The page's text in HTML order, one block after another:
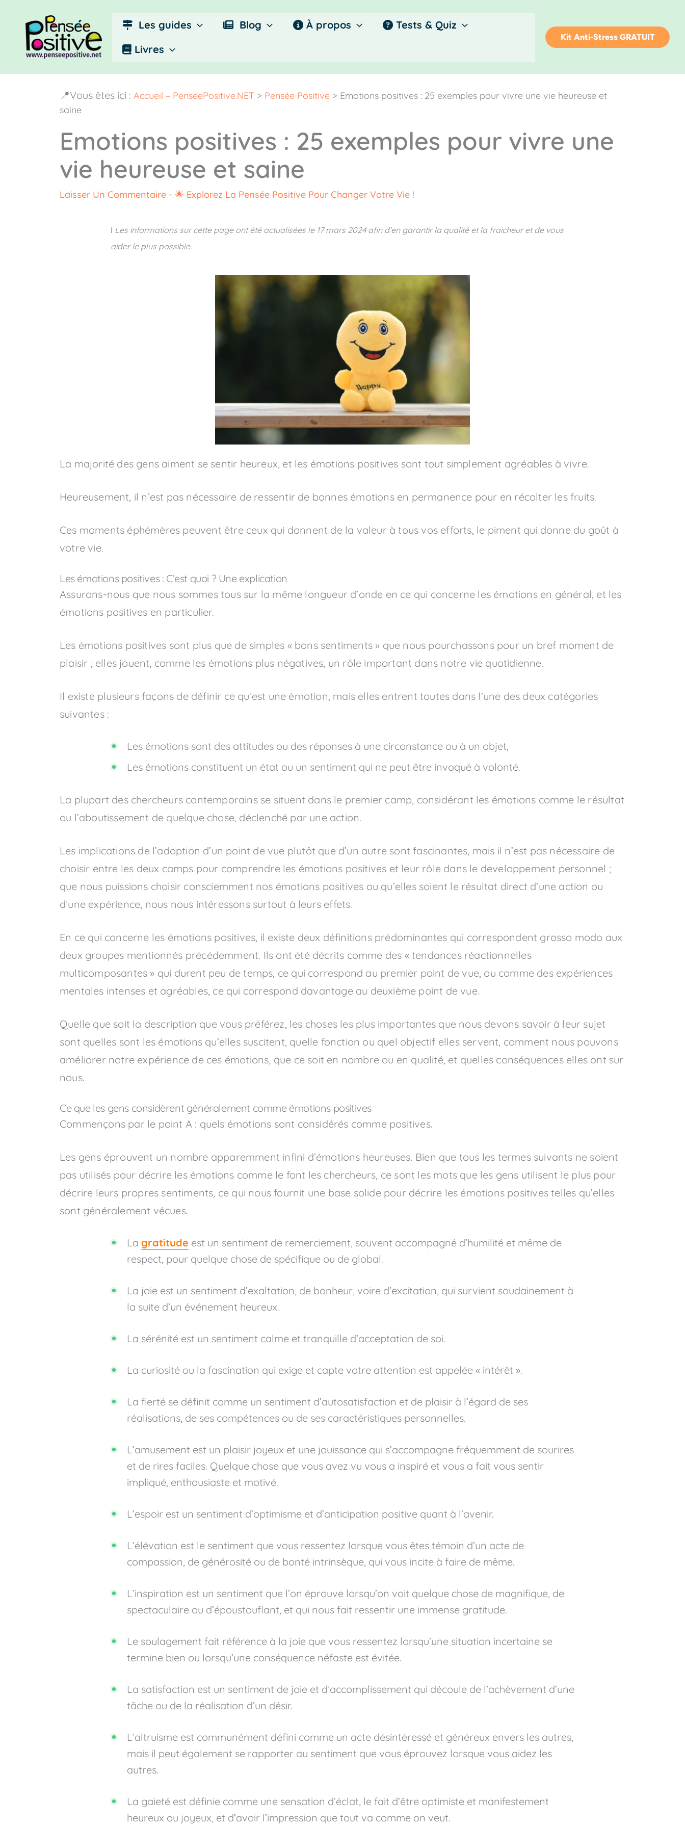
contenu
Les guides Blog À propos
Tests & Quiz
Livres
Kit Anti-Stress GRATUIT
📍Vous êtes ici : Accueil – PenseePositive.NET > Pensée Positive > Emotions positives : 25 exemples pour vivre une vie heureuse et
saine
Emotions positives : 25 exemples pour vivre une
vie heureuse et saine
Laisser Un Commentaire - 🌟 Explorez La Pensée Positive Pour Changer Votre Vie !
ℹ️ Les informations sur cette page ont été actualisées le 17 mars 2024afin d’en garantir la qualité et la fraicheur et de vous
aider le plus possible.
La majorité des gens aiment se sentir heureux, et les émotions positives sont tout simplement agréables à vivre.
Heureusement, il n’est pas nécessaire de ressentir de bonnes émotions en permanence pour en récolter les fruits.
Ces moments éphémères peuvent être ceux qui donnent de la valeur à tous vos efforts, le piment qui donne du goût à
votre vie.
Les émotions positives : C’est quoi ? Une explication
Assurons-nous que nous sommes tous sur la même longueur d’onde en ce qui concerne les émotions en général, et les
émotions positives en particulier.
Les émotions positives sont plus que de simples « bons sentiments » que nous pourchassons pour un bref moment de
plaisir ; elles jouent, comme les émotions plus négatives, un rôle important dans notre vie quotidienne.
Il existe plusieurs façons de définir ce qu’est une émotion, mais elles entrent toutes dans l’une des deux catégories
suivantes :
Les émotions sont des attitudes ou des réponses à une circonstance ou à un objet,
Les émotions constituent un état ou un sentiment qui ne peut être invoqué à volonté.
La plupart des chercheurs contemporains se situent dans le premier camp, considérant les émotions comme le résultat
ou l’aboutissement de quelque chose, déclenché par une action.
Les implications de l’adoption d’un point de vue plutôt que d’un autre sont fascinantes, mais il n’est pas nécessaire de
choisir entre les deux camps pour comprendre les émotions positives et leur rôle dans le developpement personnel ;
que nous puissions choisir consciemment nos émotions positives ou qu’elles soient le résultat direct d’une action ou
d’une expérience, nous nous intéressons surtout à leurs effets.
En ce qui concerne les émotions positives, il existe deux définitions prédominantes qui correspondent grosso modo aux
deux groupes mentionnés précédemment. Ils ont été décrits comme des « tendances réactionnelles
multicomposantes » qui durent peu de temps, ce qui correspond au premier point de vue, ou comme des expériences
mentales intenses et agréables, ce qui correspond davantage au deuxième point de vue.
Quelle que soit la description que vous préférez, les choses les plus importantes que nous devons savoir à leur sujet
sont quelles sont les émotions qu’elles suscitent, quelle fonction ou quel objectif elles servent, comment nous pouvons
améliorer notre expérience de ces émotions, que ce soit en nombre ou en qualité, et quelles conséquences elles ont sur
nous.
Ce que les gens considèrent généralement comme émotions positives
Commençons par le point A : quels émotions sont considérés comme positives.
Les gens éprouvent un nombre apparemment infini d’émotions heureuses. Bien que tous les termes suivants ne soient
pas utilisés pour décrire les émotions comme le font les chercheurs, ce sont les mots que les gens utilisent le plus pour
décrire leurs propres sentiments, ce qui nous fournit une base solide pour décrire les émotions positives telles qu’elles
sont généralement vécues.
La gratitude est un sentiment de remerciement, souvent accompagné d’humilité et même de
respect, pour quelque chose de spécifique ou de global.
La joie est un sentiment d’exaltation, de bonheur, voire d’excitation, qui survient soudainement à
la suite d’un événement heureux.
La sérénité est un sentiment calme et tranquille d’acceptation de soi.
La curiosité ou la fascination qui exige et capte votre attention est appelée « intérêt ».
La fierté se définit comme un sentiment d’autosatisfaction et de plaisir à l’égard de ses
réalisations, de ses compétences ou de ses caractéristiques personnelles.
L’amusement est un plaisir joyeux et une jouissance qui s’accompagne fréquemment de sourires
et de rires faciles. Quelque chose que vous avez vu vous a inspiré et vous a fait vous sentir
impliqué, enthousiaste et motivé.
L’espoir est un sentiment d’optimisme et d’anticipation positive quant à l’avenir.
L’élévation est le sentiment que vous ressentez lorsque vous êtes témoin d’un acte de
compassion, de générosité ou de bonté intrinsèque, qui vous incite à faire de même.
L’inspiration est un sentiment que l’on éprouve lorsqu’on voit quelque chose de magnifique, de
spectaculaire ou d’époustouflant, et qui nous fait ressentir une immense gratitude.
Le soulagement fait référence à la joie que vous ressentez lorsqu’une situation incertaine se
termine bien ou lorsqu’une conséquence néfaste est évitée.
La satisfaction est un sentiment de joie et d’accomplissement qui découle de l’achèvement d’une
tâche ou de la réalisation d’un désir.
L’altruisme est communément défini comme un acte désintéressé et généreux envers les autres,
mais il peut également se rapporter au sentiment que vous éprouvez lorsque vous aidez les
autres.
La gaieté est définie comme une sensation d’éclat, le fait d’être optimiste et manifestement
heureux ou joyeux, et d’avoir l’impression que tout va comme on veut.